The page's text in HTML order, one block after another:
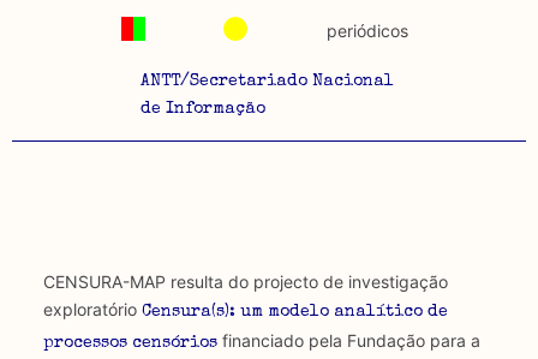
ANTT/Secretariado Nacional
de Informação
periódicos
CENSURA-MAP resulta do projecto de investigação
exploratório Censura(s): um modelo analítico de
processos censóriosfinanciado pela Fundação para a